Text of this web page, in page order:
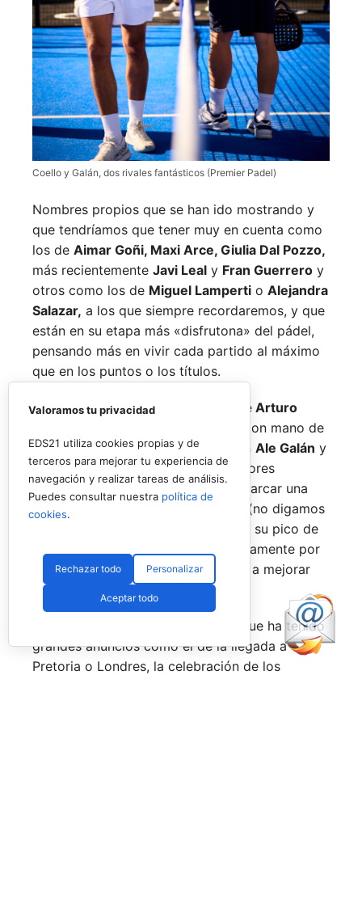
Coello y Galán, dos rivales fantásticos (Premier Padel)
Nombres propios que se han ido mostrando y
que tendríamos que tener muy en cuenta como
los de Aimar Goñi, Maxi Arce, Giulia Dal Pozzo,
más recientemente Javi Leal y Fran Guerrero y
otros como los de Miguel Lamperti o Alejandra
Salazar, a los que siempre recordaremos, y que
están en su etapa más «disfrutona» del pádel,
pensando más en vivir cada partido al máximo
que en los puntos o los títulos.
No por ello hemos de olvidarnos de Arturo
que rigen con mano de
hierro el circuito pero que tienen en Ale Galán y
enFede Chingottoa dos competidores
sublimes. Dos parejas llamadas a marcar una
época por lo difícil que es jugarles (no digamos
ya ganarles) y que cuando están en su pico de
forma, son una delicia y que, precisamente por
esa rivalidad que tienen, se obligan a mejorar
constantemente.
Una primera mitad de temporada que ha tenido
grandes anuncios como el de la llegada a
Pretoria o Londres, la celebración de los
Valoramos tu privacidad
EDS21 utiliza cookies propias y de
terceros para mejorar tu experiencia de
navegación y realizar tareas de análisis.
Puedes consultar nuestra política de
cookies.
Rechazar todo Personalizar
Aceptar todo